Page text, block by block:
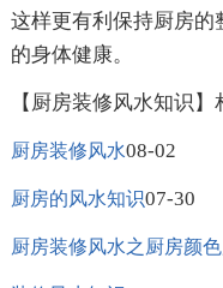
这样更有利保持厨房的
的身体健康。
【厨房装修风水知识】
厨房装修风水08-02
厨房的风水知识07-30
厨房装修风水之厨房颜